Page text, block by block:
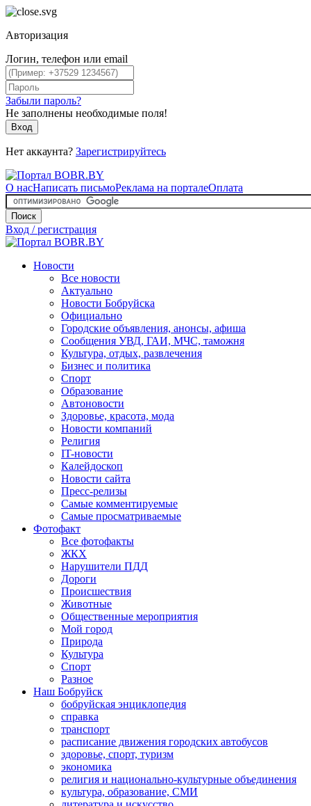
Авторизация
Логин, телефон или email
Забыли пароль?
Не заполнены необходимые поля!
Вход
Нет аккаунта? Зарегистрируйтесь
О насНаписать письмоРеклама на порталеОплата
Поиск
Вход / регистрация
Новости
Все новости
Актуально
Новости Бобруйска
Официально
Городские объявления, анонсы, афиша
Сообщения УВД, ГАИ, МЧС, таможня
Культура, отдых, развлечения
Бизнес и политика
Спорт
Образование
Автоновости
Здоровье, красота, мода
Новости компаний
Религия
IT-новости
Калейдоскоп
Новости сайта
Пресс-релизы
Самые комментируемые
Самые просматриваемые
Фотофакт
Все фотофакты
ЖКХ
Нарушители ПДД
Дороги
Происшествия
Животные
Общественные мероприятия
Мой город
Природа
Культура
Спорт
Разное
Наш Бобруйск
бобруйская энциклопедия
справка
транспорт
расписание движения городских автобусов
здоровье, спорт, туризм
экономика
религия и национально-культурные объединения
культура, образование, СМИ